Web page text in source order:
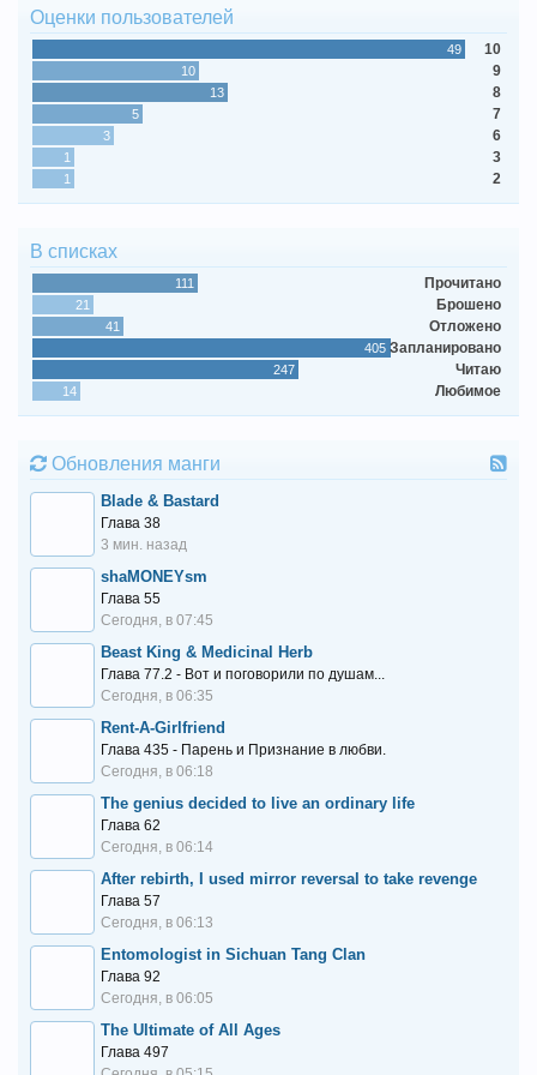
Оценки пользователей
10
49
9
10
8
13
7
5
6
3
3
1
2
1
В списках
Прочитано
111
Брошено
21
Отложено
41
Запланировано
405
Читаю
247
Любимое
14
Обновления манги
Blade & Bastard
Глава 38
3 мин. назад
shaMONEYsm
Глава 55
Сегодня, в 07:45
Beast King & Medicinal Herb
Глава 77.2 - Вот и поговорили по душам...
Сегодня, в 06:35
Rent-A-Girlfriend
Глава 435 - Парень и Признание в любви.
Сегодня, в 06:18
The genius decided to live an ordinary life
Глава 62
Сегодня, в 06:14
After rebirth, I used mirror reversal to take revenge
Глава 57
Сегодня, в 06:13
Entomologist in Sichuan Tang Clan
Глава 92
Сегодня, в 06:05
The Ultimate of All Ages
Глава 497